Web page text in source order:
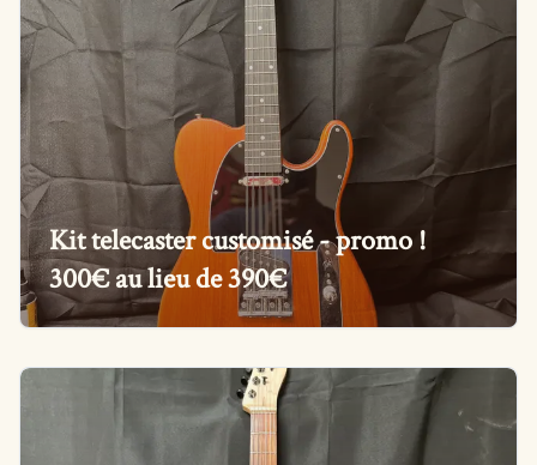
Kit telecaster customisé - promo !
300€ au lieu de 390€